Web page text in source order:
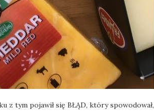
z tym pojawił się BŁĄD, który spowodował,